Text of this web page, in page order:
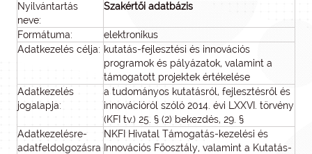
Nyilvántartás
neve:
Szakértői adatbázis
Formátuma:
elektronikus
Adatkezelés célja: kutatás-fejlesztési és innovációs
programok és pályázatok, valamint a
támogatott projektek értékelése
Adatkezelés
jogalapja:
a tudományos kutatásról, fejlesztésről és
innovációról szóló 2014. évi LXXVI. törvény
(KFI tv.) 25. § (2) bekezdés, 29. §
Adatkezelésre-
adatfeldolgozásra
NKFI Hivatal Támogatás-kezelési és
Innovációs Főosztály, valamint a Kutatás-